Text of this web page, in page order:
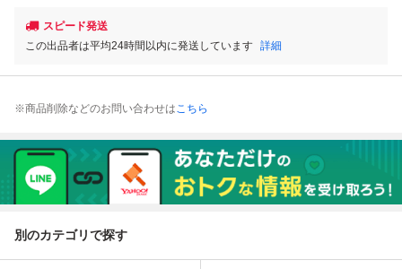
スピード発送
この出品者は平均24時間以内に発送しています 詳細
※商品削除などのお問い合わせはこちら
別のカテゴリで探す